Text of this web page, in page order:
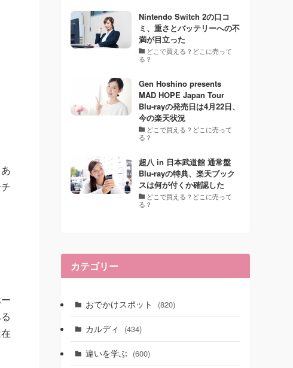
Nintendo Switch 2の口コ
ミ、重さとバッテリーへの不
満が目立った
どこで買える？どこに売って
る？
Gen Hoshino presents
MAD HOPE Japan Tour
Blu-rayの発売日は4月22日、
今の楽天状況
どこで買える？どこに売って
る？
超八 in 日本武道館 通常盤
Blu-rayの特典、楽天ブック
スは何が付くか確認した
どこで買える？どこに売って
る？
カテゴリー
おでかけスポット (820)
カルディ (434)
違いを学ぶ (600)